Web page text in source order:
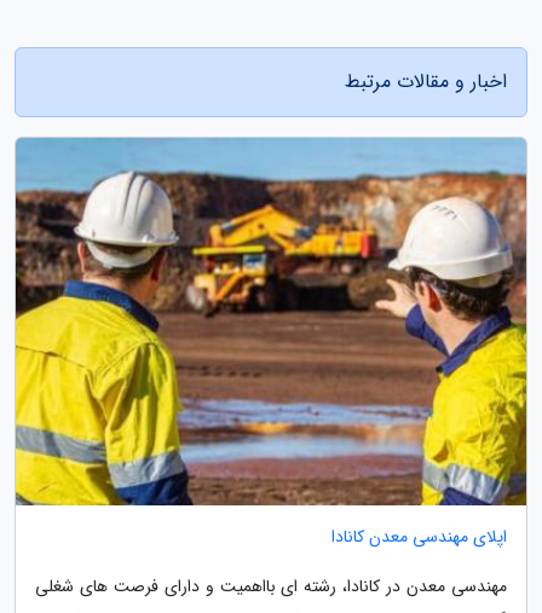
اخبار و مقالات مرتبط
اپلای مهندسی معدن کانادا
مهندسی معدن در کانادا، رشته ای بااهمیت و دارای فرصت های شغلی